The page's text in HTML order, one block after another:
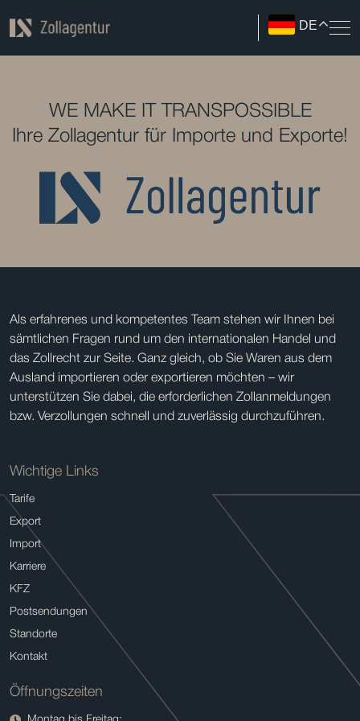
DE
WE MAKE IT TRANSPOSSIBLE
Ihre Zollagentur für Importe und Exporte!
Als erfahrenes und kompetentes Team stehen wir Ihnen bei
sämtlichen Fragen rund um den internationalen Handel und
das Zollrecht zur Seite. Ganz gleich, ob Sie Waren aus dem
Ausland importieren oder exportieren möchten – wir
unterstützen Sie dabei, die erforderlichen Zollanmeldungen
bzw. Verzollungen schnell und zuverlässig durchzuführen.
Wichtige Links
Tarife
Export
Import
Karriere
KFZ
Postsendungen
Standorte
Kontakt
Öffnungszeiten